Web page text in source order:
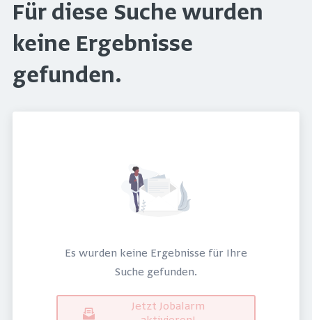
Für diese Suche wurden
keine Ergebnisse
gefunden.
Es wurden keine Ergebnisse für Ihre
Suche gefunden.
Jetzt Jobalarm